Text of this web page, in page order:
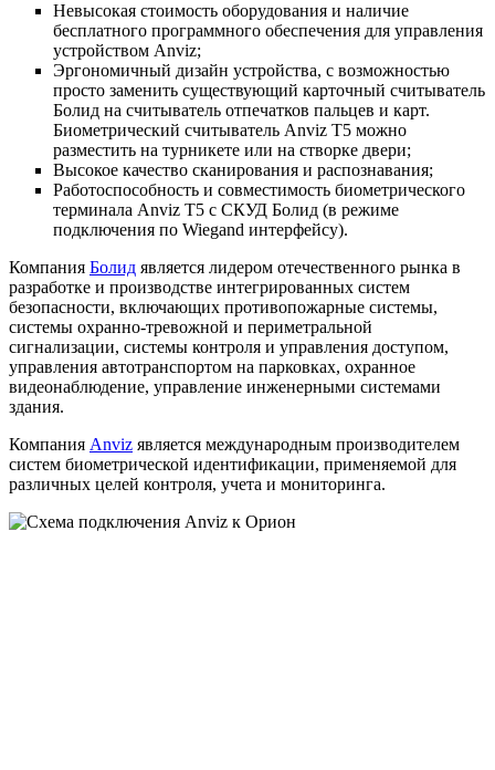
Невысокая стоимость оборудования и наличие
бесплатного программного обеспечения для управления
устройством Anviz;
Эргономичный дизайн устройства, с возможностью
просто заменить существующий карточный считыватель
Болид на считыватель отпечатков пальцев и карт.
Биометрический считыватель Anviz T5 можно
разместить на турникете или на створке двери;
Высокое качество сканирования и распознавания;
Работоспособность и совместимость биометрического
терминала Anviz T5 с СКУД Болид (в режиме
подключения по Wiegand интерфейсу).
Компания Болид является лидером отечественного рынка в
разработке и производстве интегрированных систем
безопасности, включающих противопожарные системы,
системы охранно-тревожной и периметральной
сигнализации, системы контроля и управления доступом,
управления автотранспортом на парковках, охранное
видеонаблюдение, управление инженерными системами
здания.
Компания Anviz является международным производителем
систем биометрической идентификации, применяемой для
различных целей контроля, учета и мониторинга.